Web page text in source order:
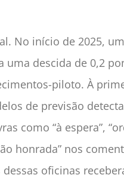
No início de 2025,
uma descida de 0,2
piloto. À
de previsão
como “à espera”,
honrada” nos
oficinas